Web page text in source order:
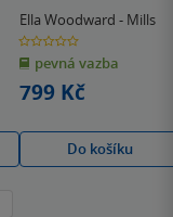
Based
Ella Woodward - Mills
0.0
z
5
hvězdiček
pevná vazba
799 Kč
Do košíku